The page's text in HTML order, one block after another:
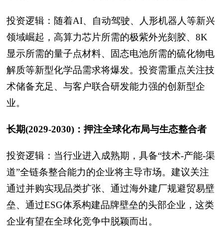
投资逻辑：随着AI、自动驾驶、人形机器人等新兴
领域崛起，高算力芯片所需的极紫外光刻胶、8K
显示所需的量子点材料、固态电池所需的硫化物电
解质等新型化学品需求将爆发。投资需重点关注技
术储备充足、与客户联合研发能力强的创新型企
业。
长期(2029-2030)：押注全球化布局与生态整合者
投资逻辑：当行业进入成熟期，具备“技术-产能-渠
道”全链条整合能力的企业将主导市场。建议关注
通过并购实现品类扩张、通过海外建厂规避贸易壁
垒、通过ESG体系构建品牌壁垒的头部企业，这类
企业有望在全球化竞争中脱颖而出。